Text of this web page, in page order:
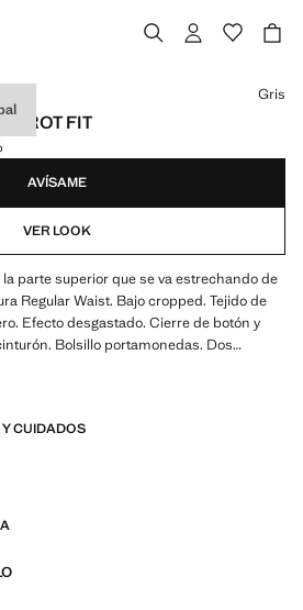
FIT
79.99 ]
Gris
AVÍSAME
VER LOOK
parte superior que se va estrechando de
Regular Waist. Bajo cropped. Tejido de
Efecto desgastado. Cierre de botón y
Bolsillo portamonedas. Dos
CUIDADOS